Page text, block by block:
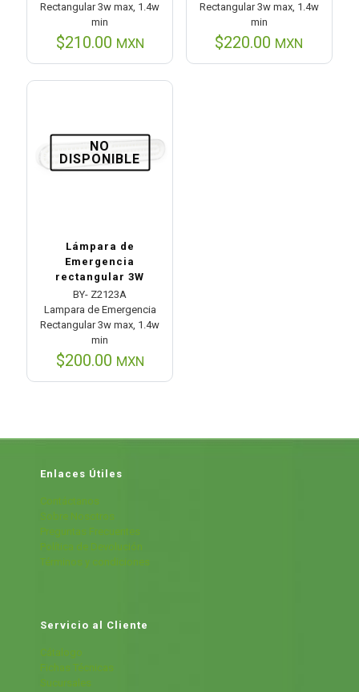
Rectangular 3w max, 1.4w
min
$210.00 MXN
Rectangular 3w max, 1.4w
min
$220.00 MXN
NO
DISPONIBLE
Lámpara de
Emergencia
rectangular 3W
BY- Z2123A
Lampara de Emergencia
Rectangular 3w max, 1.4w
min
$200.00 MXN
Enlaces Útiles
Contáctanos
Sobre Nosotros
Preguntas Frecuentes
Política de Devolución
Términos y condiciones
Servicio al Cliente
Cátalogo
Fichas Técnicas
Sucursales